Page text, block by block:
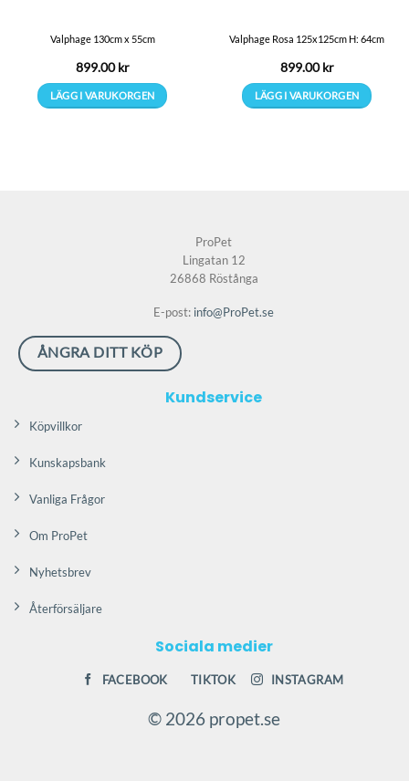
Valphage 130cm x 55cm
899.00kr
LÄGG I VARUKORGEN
Valphage Rosa 125x125cm H: 64cm
899.00kr
LÄGG I VARUKORGEN
ProPet
Lingatan 12
26868 Röstånga
E-post: info@ProPet.se
ÅNGRA DITT KÖP
Kundservice
Köpvillkor
Kunskapsbank
Vanliga Frågor
Om ProPet
Nyhetsbrev
Återförsäljare
Sociala medier
FACEBOOK TIKTOK INSTAGRAM
© 2026 propet.se